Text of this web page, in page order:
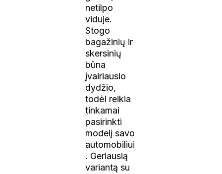
netilpo
viduje.
Stogo
bagažinių ir
skersinių
būna
įvairiausio
dydžio,
todėl reikia
tinkamai
pasirinkti
modelį savo
automobiliui
. Geriausią
variantą su